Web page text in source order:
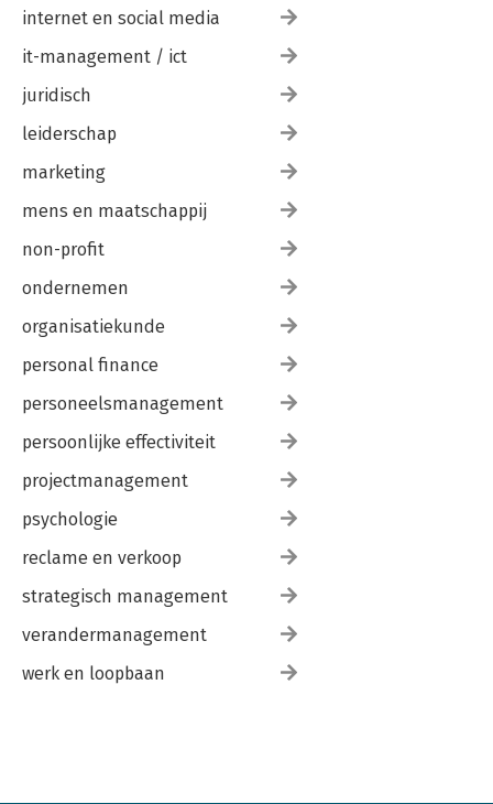
internet en social media
it-management / ict
juridisch
leiderschap
marketing
mens en maatschappij
non-profit
ondernemen
organisatiekunde
personal finance
personeelsmanagement
persoonlijke effectiviteit
projectmanagement
psychologie
reclame en verkoop
strategisch management
verandermanagement
werk en loopbaan